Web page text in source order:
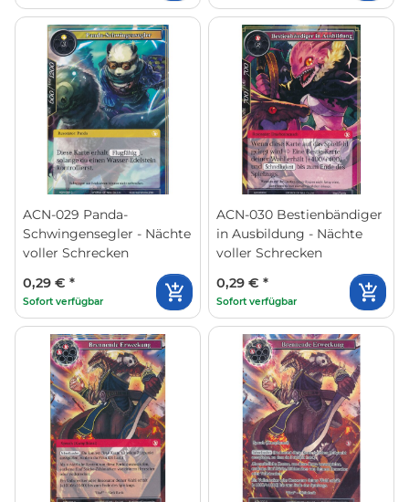
ACN-029 Panda-
Schwingensegler - Nächte
voller Schrecken
0,29 € *
Sofort verfügbar
ACN-030 Bestienbändiger
in Ausbildung - Nächte
voller Schrecken
0,29 € *
Sofort verfügbar